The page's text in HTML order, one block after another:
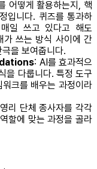
어떻게 활용하는지, 핵
입니다. 퀴즈를 통과하
일 쓰고 있다고 해도
쓰는 방식 사이에 간
을 보여줍니다.
: AI를 효과적으
을 다룹니다. 특정 도구
크를 배우는 과정이라
리 단체 종사자를 각각
할에 맞는 과정을 골라